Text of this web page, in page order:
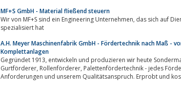
MF+S GmbH - Material fließend steuern
Wir von MF+S sind ein Engineering Unternehmen, das sich auf Dienstleistungen im Bereich Materialfluß und Steuerungstechnik
spezialisiert hat
A.H. Meyer Maschinenfabrik GmbH - Fördertechnik nach Maß -
Komplettanlagen
Gegründet 1913, entwickeln und produzieren wir heute Sondermaschinen und Fördertechnik im eigenen Hause.
Gurtförderer, Rollenförderer, Palettenfördertechnik - jedes Fördersystem ist kundenspezifisch zugeschnitten - nach Ihren
Anforderungen und unserem Qualitätsanspruch. Erprobt und